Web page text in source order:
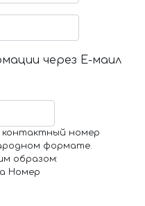
через Е-маил
номер
формате.
образом:
Номер